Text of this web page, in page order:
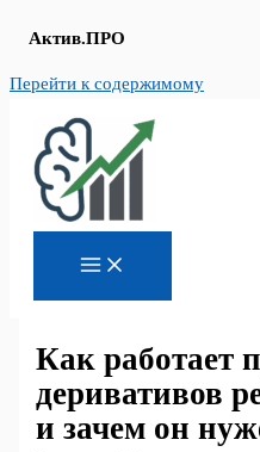
Актив.ПРО
Перейти к содержимому
Как работает
деривативов
и зачем он